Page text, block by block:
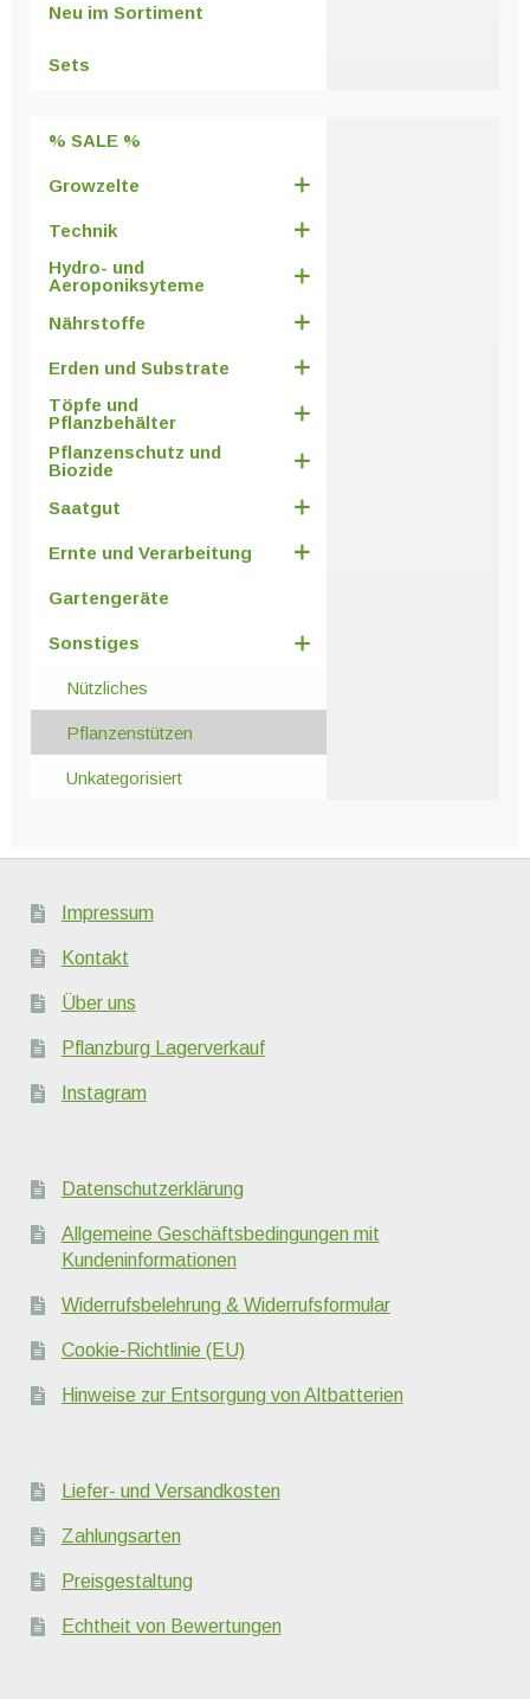
Neu im Sortiment
Sets
% SALE %
Growzelte
Technik
Hydro- und
Aeroponiksyteme
Nährstoffe
Erden und Substrate
Töpfe und
Pflanzbehälter
Pflanzenschutz und
Biozide
Saatgut
Ernte und Verarbeitung
Gartengeräte
Sonstiges
Nützliches
Pflanzenstützen
Unkategorisiert
Impressum
Kontakt
Über uns
Pflanzburg Lagerverkauf
Instagram
Datenschutzerklärung
Allgemeine Geschäftsbedingungen mit
Kundeninformationen
Widerrufsbelehrung & Widerrufsformular
Cookie-Richtlinie (EU)
Hinweise zur Entsorgung von Altbatterien
Liefer- und Versandkosten
Zahlungsarten
Preisgestaltung
Echtheit von Bewertungen